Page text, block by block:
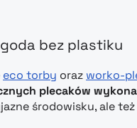
bez plastiku
eco torby oraz worko-
plecaków
środowisku, ale